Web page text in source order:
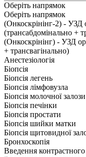
Оберіть напрямок
Оберіть напрямок
(Онкоскрінінг-2) - УЗД
(трансабдомінально +
(Онкоскрінінг) - УЗД
+ трансвагінально)
Анестезіологія
Біопсія
Біопсія легень
Біопсія лімфовузла
Біопсія молочної залози
Біопсія печінки
Біопсія простати
Біопсія шийки матки
Біопсія щитовидної
Бронхоскопія
Введення